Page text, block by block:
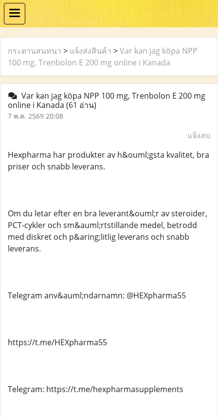
กระดานสนทนา > แจ้งส่งสินค้า >Var kan jag köpa NPP
100 mg, Trenbolon E 200 mg online i Kanada
Var kan jag köpa NPP 100 mg, Trenbolon E 200 mg
online i Kanada (61 อ่าน)
7 พ.ค. 2569 20:08
แจ้งลบ
Hexpharma har produkter av h&ouml;gsta kvalitet, bra
priser och snabb leverans.
Om du letar efter en bra leverant&ouml;r av steroider,
PCT-cykler och sm&auml;rtstillande medel, betrodd
med diskret och p&aring;litlig leverans och snabb
leverans.
Telegram anv&auml;ndarnamn: @HEXpharma55
https://t.me/HEXpharma55
Telegram: https://t.me/hexpharmasupplements